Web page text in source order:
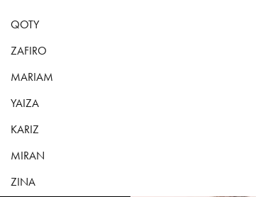
QOTY
ZAFIRO
MARIAM
YAIZA
KARIZ
MIRAN
ZINA